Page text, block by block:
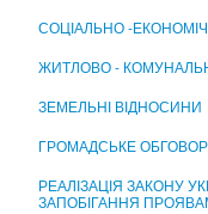
КОМУНАЛЬНІ
МІСЬКА ВИБОРЧА
ЦЕНТР НАДАННЯ
СОЦІАЛЬНО -
ЖИТЛОВО -
ЗЕМЕЛЬНІ ВІДНОСИНИ
ГРОМАДСЬКЕ
РЕАЛІЗАЦІЯ ЗАКОНУ
ЗАПОБІГАННЯ